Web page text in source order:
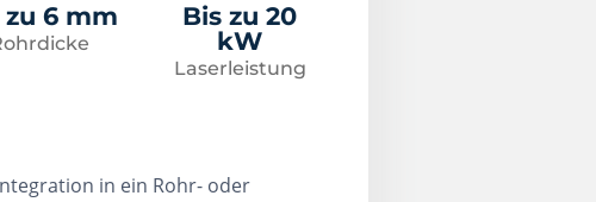
zu 6 mm
Bis zu 20
kW
Laserleistung
in ein Rohr- oder